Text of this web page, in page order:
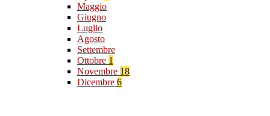
Maggio
Giugno
Luglio
Agosto
Settembre
Ottobre 1
Novembre 18
Dicembre 6